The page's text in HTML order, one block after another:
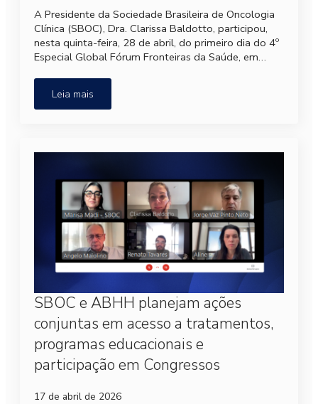
A Presidente da Sociedade Brasileira de Oncologia
Clínica (SBOC), Dra. Clarissa Baldotto, participou,
nesta quinta-feira, 28 de abril, do primeiro dia do 4º
Especial Global Fórum Fronteiras da Saúde, em…
Leia mais
SBOC e ABHH planejam ações
conjuntas em acesso a tratamentos,
programas educacionais e
participação em Congressos
17 de abril de 2026